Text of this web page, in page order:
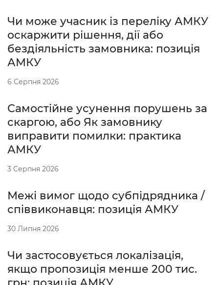
Чи може учасник із переліку АМКУ
оскаржити рішення, дії або
бездіяльність замовника: позиція
АМКУ
6 Серпня 2026
Самостійне усунення порушень за
скаргою, або Як замовнику
виправити помилки: практика
АМКУ
3 Серпня 2026
Межі вимог щодо субпідрядника /
співвиконавця: позиція АМКУ
30 Липня 2026
Чи застосовується локалізація,
якщо пропозиція менше 200 тис.